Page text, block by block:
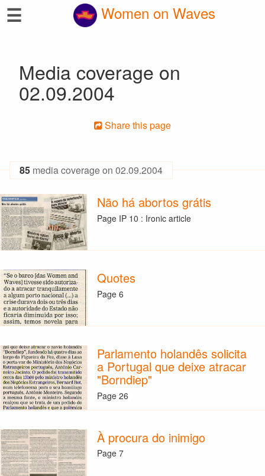
☰ Women on Waves
Media coverage on
02.09.2004
Share this page
85 media coverage on 02.09.2004
Não há abortos grátis
Page IP 10 : Ironic article
Quotes
Page 6
Parlamento holandês solicita
a Portugal que deixe atracar
"Borndiep"
Page 26
À procura do inimigo
Page 7